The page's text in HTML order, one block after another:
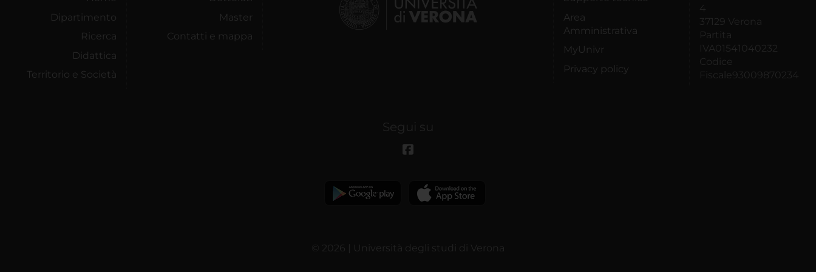
Dipartimento
Ricerca
Didattica
Territorio e Società
Master
Contatti e mappa
Area
Amministrativa
MyUnivr
Privacy policy
4
37129 Verona
Partita
IVA01541040232
Codice
Fiscale93009870234
Segui su
© 2026 | Università degli studi di Verona